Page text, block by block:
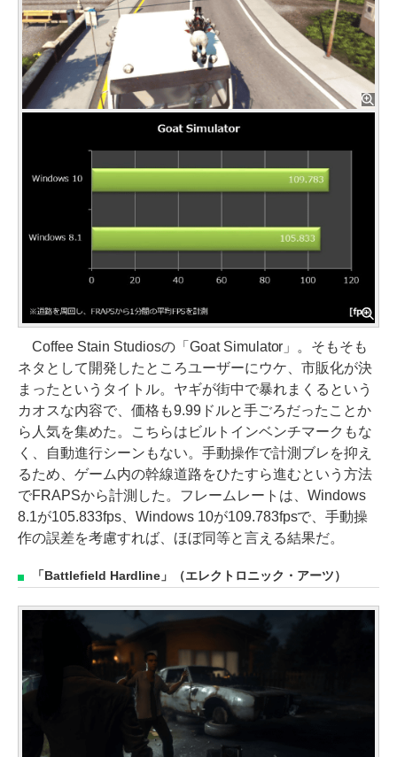
Coffee Stain Studiosの「Goat Simulator」。そもそも
ネタとして開発したところユーザーにウケ、市販化が決
まったというタイトル。ヤギが街中で暴れまくるという
カオスな内容で、価格も9.99ドルと手ごろだったことか
ら人気を集めた。こちらはビルトインベンチマークもな
く、自動進行シーンもない。手動操作で計測ブレを抑え
るため、ゲーム内の幹線道路をひたすら進むという方法
でFRAPSから計測した。フレームレートは、Windows
8.1が105.833fps、Windows 10が109.783fpsで、手動操
作の誤差を考慮すれば、ほぼ同等と言える結果だ。
「Battlefield Hardline」（エレクトロニック・アーツ）